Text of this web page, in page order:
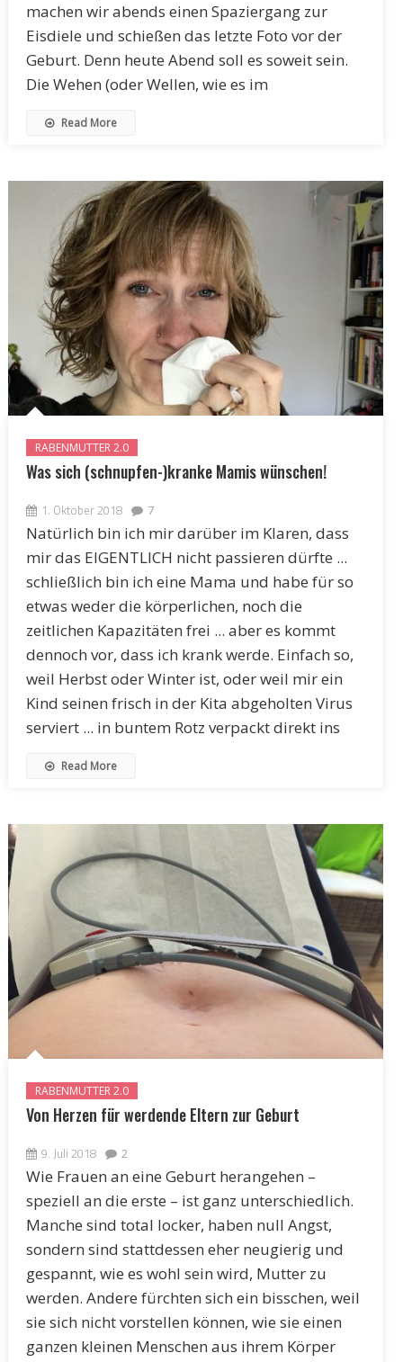
machen wir abends einen Spaziergang zur
Eisdiele und schießen das letzte Foto vor der
Geburt. Denn heute Abend soll es soweit sein.
Die Wehen (oder Wellen, wie es im
Read More
RABENMUTTER 2.0
Was sich (schnupfen-)kranke Mamis wünschen!
1. Oktober 2018 7
Natürlich bin ich mir darüber im Klaren, dass
mir das EIGENTLICH nicht passieren dürfte ...
schließlich bin ich eine Mama und habe für so
etwas weder die körperlichen, noch die
zeitlichen Kapazitäten frei ... aber es kommt
dennoch vor, dass ich krank werde. Einfach so,
weil Herbst oder Winter ist, oder weil mir ein
Kind seinen frisch in der Kita abgeholten Virus
serviert ... in buntem Rotz verpackt direkt ins
Read More
RABENMUTTER 2.0
Von Herzen für werdende Eltern zur Geburt
9. Juli 2018 2
Wie Frauen an eine Geburt herangehen –
speziell an die erste – ist ganz unterschiedlich.
Manche sind total locker, haben null Angst,
sondern sind stattdessen eher neugierig und
gespannt, wie es wohl sein wird, Mutter zu
werden. Andere fürchten sich ein bisschen, weil
sie sich nicht vorstellen können, wie sie einen
ganzen kleinen Menschen aus ihrem Körper